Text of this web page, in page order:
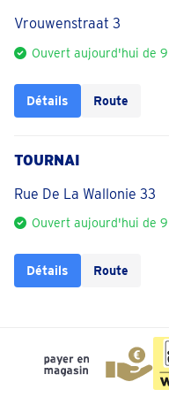
Vrouwenstraat 3
Ouvert aujourd'hui de 9
Détails Route
TOURNAI
Rue De La Wallonie 33
Ouvert aujourd'hui de 9
Détails Route